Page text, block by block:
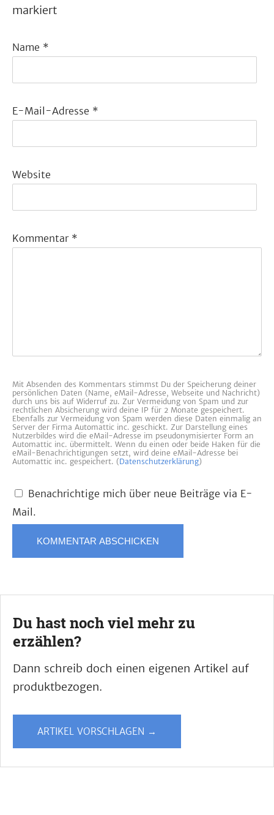
markiert
Name *
E-Mail-Adresse *
Website
Kommentar *
Mit Absenden des Kommentars stimmst Du der Speicherung deiner
persönlichen Daten (Name, eMail-Adresse, Webseite und Nachricht)
durch uns bis auf Widerruf zu. Zur Vermeidung von Spam und zur
rechtlichen Absicherung wird deine IP für 2 Monate gespeichert.
Ebenfalls zur Vermeidung von Spam werden diese Daten einmalig an
Server der Firma Automattic inc. geschickt. Zur Darstellung eines
Nutzerbildes wird die eMail-Adresse im pseudonymisierter Form an
Automattic inc. übermittelt. Wenn du einen oder beide Haken für die
eMail-Benachrichtigungen setzt, wird deine eMail-Adresse bei
Automattic inc. gespeichert. (Datenschutzerklärung)
Benachrichtige mich über neue Beiträge via E-
Mail.
Du hast noch viel mehr zu
erzählen?
Dann schreib doch einen eigenen Artikel auf
produktbezogen.
ARTIKEL VORSCHLAGEN →